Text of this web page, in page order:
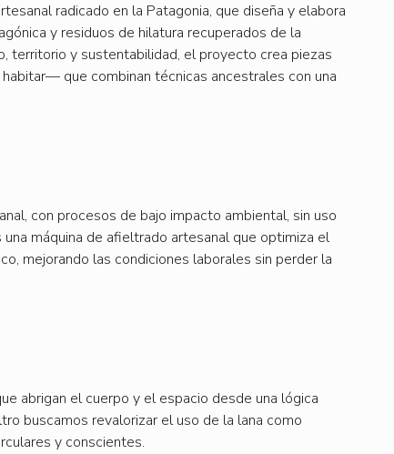
radicado en la Patagonia, que diseña y elabora
y residuos de hilatura recuperados de la
territorio y sustentabilidad, el proyecto crea piezas
que combinan técnicas ancestrales con una
con procesos de bajo impacto ambiental, sin uso
máquina de afieltrado artesanal que optimiza el
mejorando las condiciones laborales sin perder la
abrigan el cuerpo y el espacio desde una lógica
buscamos revalorizar el uso de la lana como
y conscientes.